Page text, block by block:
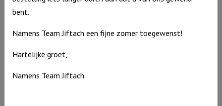
bent.
Namens Team Jiftach een fijne zomer toegewenst!
Hartelijke groet,
Namens Team Jiftach